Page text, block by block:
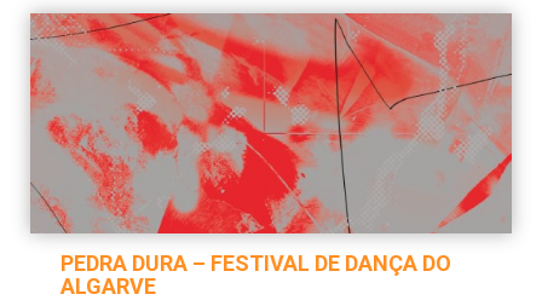
PEDRA DURA – FESTIVAL DE DANÇA DO
ALGARVE